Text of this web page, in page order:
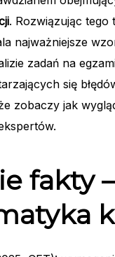
. Rozwiązując tego
najważniejsze
zadań na
się
zobaczy jak
fakty